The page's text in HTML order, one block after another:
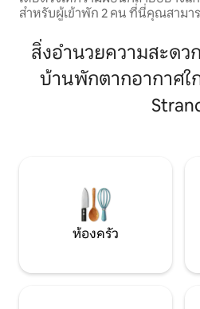
สำหรับผู้เข้าพัก 2 คน ที่นี่คุณสามารถผ่อน
บนทะเลบอลติกและปล่อยให้วันสิ้น
อย่างสะดวกสบาย สำหรับการพัก
กิจกรรมตลอดเวลาทางเดินนี้เหม
การวิ่งจ๊อกกิ้งในยามเช้าสนามกอล์
โรงเรียนสอนแล่นเรือใบตั้งอยู่หน้าป
สิ่งอำนวยความสะด
บ้านพักตากอากาศใ
ห้องครัว